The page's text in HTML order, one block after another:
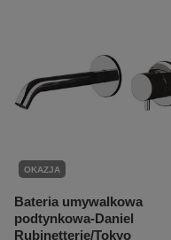
OKAZJA
Bateria umywalkowa
podtynkowa-Daniel
Rubinetterie/Tokyo